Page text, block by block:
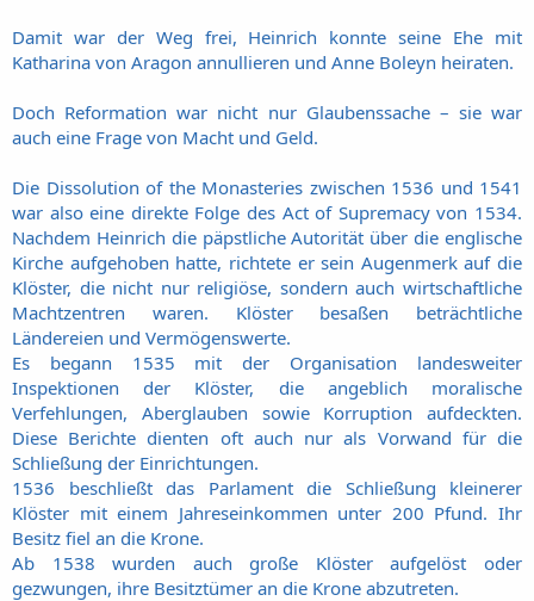
Damit war der Weg frei, Heinrich konnte seine Ehe mit
Katharina von Aragon annullieren und Anne Boleyn heiraten.
Doch Reformation war nicht nur Glaubenssache – sie war
auch eine Frage von Macht und Geld.
Die Dissolution of the Monasteries zwischen 1536 und 1541
war also eine direkte Folge des Act of Supremacy von 1534.
Nachdem Heinrich die päpstliche Autorität über die englische
Kirche aufgehoben hatte, richtete er sein Augenmerk auf die
Klöster, die nicht nur religiöse, sondern auch wirtschaftliche
Machtzentren waren. Klöster besaßen beträchtliche
Ländereien und Vermögenswerte.
Es begann 1535 mit der Organisation landesweiter
Inspektionen der Klöster, die angeblich moralische
Verfehlungen, Aberglauben sowie Korruption aufdeckten.
Diese Berichte dienten oft auch nur als Vorwand für die
Schließung der Einrichtungen.
1536 beschließt das Parlament die Schließung kleinerer
Klöster mit einem Jahreseinkommen unter 200 Pfund. Ihr
Besitz fiel an die Krone.
Ab 1538 wurden auch große Klöster aufgelöst oder
gezwungen, ihre Besitztümer an die Krone abzutreten.